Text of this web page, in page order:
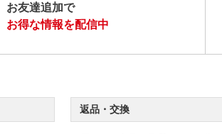
お友達追加で
お得な情報を配信中
返品・交換